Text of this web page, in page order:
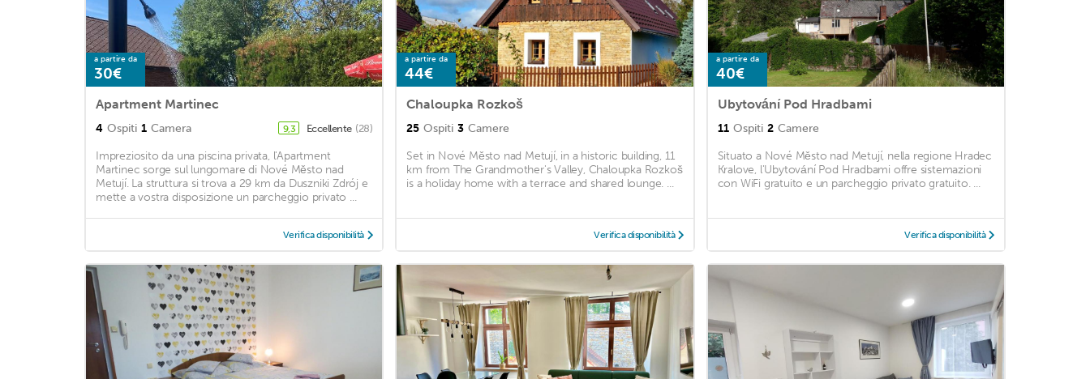
a partire da
30€
Apartment Martinec
4 Ospiti 1 Camera 9,3 Eccellente (28)
Impreziosito da una piscina privata, l'Apartment
Martinec sorge sul lungomare di Nové Město nad
Metují. La struttura si trova a 29 km da Duszniki Zdrój e
mette a vostra disposizione un parcheggio privato ...
Verifica disponibilità
a partire da
44€
Chaloupka Rozkoš
25 Ospiti 3 Camere
Set in Nové Město nad Metují, in a historic building, 11
km from The Grandmother's Valley, Chaloupka Rozkoš
is a holiday home with a terrace and shared lounge. ...
Verifica disponibilità
a partire da
40€
Ubytování Pod Hradbami
11 Ospiti 2 Camere
Situato a Nové Město nad Metují, nella regione Hradec
Kralove, l'Ubytování Pod Hradbami offre sistemazioni
con WiFi gratuito e un parcheggio privato gratuito. ...
Verifica disponibilità